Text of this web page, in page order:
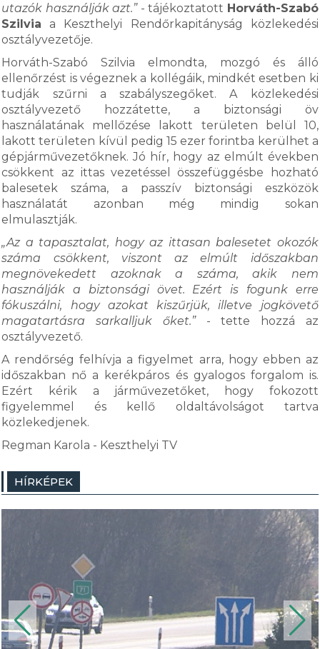
utazók használják azt.”- tájékoztatott Horváth-Szabó
Szilvia a Keszthelyi Rendőrkapitányság közlekedési
osztályvezetője.
Horváth-Szabó Szilvia elmondta, mozgó és álló
ellenőrzést is végeznek a kollégáik, mindkét esetben ki
tudják szűrni a szabályszegőket. A közlekedési
osztályvezető hozzátette, a biztonsági öv
használatának mellőzése lakott területen belül 10,
lakott területen kívül pedig 15 ezer forintba kerülhet a
gépjárművezetőknek. Jó hír, hogy az elmúlt években
csökkent az ittas vezetéssel összefüggésbe hozható
balesetek száma, a passzív biztonsági eszközök
használatát azonban még mindig sokan
elmulasztják.
„Az a tapasztalat, hogy az ittasan balesetet okozók
száma csökkent, viszont az elmúlt időszakban
megnövekedett azoknak a száma, akik nem
használják a biztonsági övet. Ezért is fogunk erre
fókuszálni, hogy azokat kiszűrjük, illetve jogkövető
magatartásra sarkalljuk őket.”- tette hozzá az
osztályvezető.
A rendőrség felhívja a figyelmet arra, hogy ebben az
időszakban nő a kerékpáros és gyalogos forgalom is.
Ezért kérik a járművezetőket, hogy fokozott
figyelemmel és kellő oldaltávolságot tartva
közlekedjenek.
Regman Karola - Keszthelyi TV
HÍRKÉPEK